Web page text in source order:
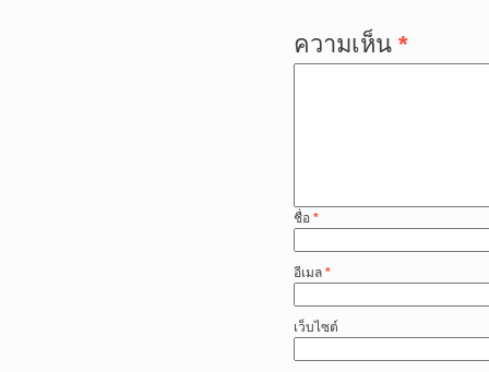
ความเห็น *
ชื่อ *
อีเมล *
เว็บไซต์